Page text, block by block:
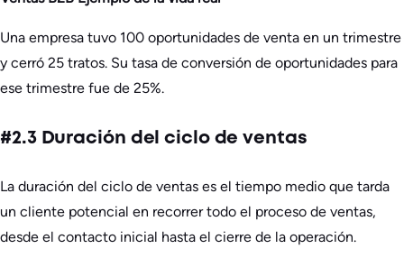
Una empresa tuvo 100 oportunidades de venta en un trimestre
y cerró 25 tratos. Su tasa de conversión de oportunidades para
ese trimestre fue de 25%.
#2.3 Duración del ciclo de ventas
La duración del ciclo de ventas es el tiempo medio que tarda
un cliente potencial en recorrer todo el proceso de ventas,
desde el contacto inicial hasta el cierre de la operación.